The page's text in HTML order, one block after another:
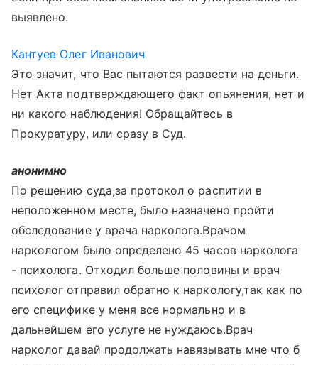
выявлено.
Кантуев Олег Иванович
Это значит, что Вас пытаются развести на деньги.
Нет Акта подтверждающего факт опьянения, нет и
ни какого наблюдения! Обращайтесь в
Прокуратуру, или сразу в Суд.
анонимно
По решению суда,за протокол о распитии в
неположенном месте, было назначено пройти
обследование у врача нарколога.Врачом
наркологом было определено 45 часов нарколога
- психолога. Отходил больше половины и врач
психолог отправил обратно к наркологу,так как по
его специфике у меня все нормально и в
дальнейшем его услуге не нуждаюсь.Врач
нарколог давай продолжать навязывать мне что б